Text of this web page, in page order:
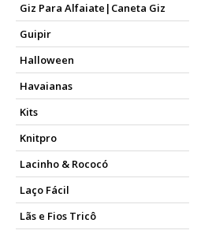
Giz Para Alfaiate|Caneta Giz
Guipir
Halloween
Havaianas
Kits
Knitpro
Lacinho & Rococó
Laço Fácil
Lãs e Fios Tricô